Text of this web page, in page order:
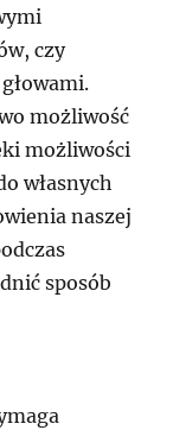
czy
możliwość
możliwości
własnych
naszej
sposób